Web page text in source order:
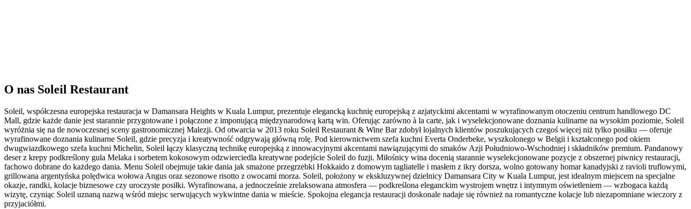
O nas Soleil Restaurant
Soleil, współczesna europejska restauracja w Damansara Heights w Kuala Lumpur, prezentuje elegancką kuchnię europejską z azjatyckimi akcentami w wyrafinowanym otoczeniu centrum handlowego DC
Mall, gdzie każde danie jest starannie przygotowane i połączone z imponującą międzynarodową kartą win. Oferując zarówno à la carte, jak i wyselekcjonowane doznania kulinarne na wysokim poziomie, Soleil
wyróżnia się na tle nowoczesnej sceny gastronomicznej Malezji. Od otwarcia w 2013 roku Soleil Restaurant & Wine Bar zdobył lojalnych klientów poszukujących czegoś więcej niż tylko posiłku — oferuje
wyrafinowane doznania kulinarne Soleil, gdzie precyzja i kreatywność odgrywają główną rolę. Pod kierownictwem szefa kuchni Everta Onderbeke, wyszkolonego w Belgii i kształconego pod okiem
dwugwiazdkowego szefa kuchni Michelin, Soleil łączy klasyczną technikę europejską z innowacyjnymi akcentami nawiązującymi do smaków Azji Południowo-Wschodniej i składników premium. Pandanowy
deser z krepy podkreślony gula Melaka i sorbetem kokosowym odzwierciedla kreatywne podejście Soleil do fuzji. Miłośnicy wina docenią starannie wyselekcjonowane pozycje z obszernej piwnicy restauracji,
fachowo dobrane do każdego dania. Menu Soleil obejmuje takie dania jak smażone przegrzebki Hokkaido z domowym tagliatelle i masłem z ikry dorsza, wolno gotowany homar kanadyjski z ravioli truflowymi,
grillowana argentyńska polędwica wołowa Angus oraz sezonowe risotto z owocami morza. Soleil, położony w ekskluzywnej dzielnicy Damansara City w Kuala Lumpur, jest idealnym miejscem na specjalne
okazje, randki, kolacje biznesowe czy uroczyste posiłki. Wyrafinowana, a jednocześnie zrelaksowana atmosfera — podkreślona eleganckim wystrojem wnętrz i intymnym oświetleniem — wzbogaca każdą
wizytę, czyniąc Soleil uznaną nazwą wśród miejsc serwujących wykwintne dania w mieście. Spokojna elegancja restauracji doskonale nadaje się również na romantyczne kolacje lub niezapomniane wieczory z
przyjaciółmi.